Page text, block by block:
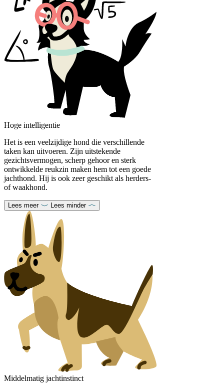
Hoge intelligentie
Het is een veelzijdige hond die verschillende
taken kan uitvoeren. Zijn uitstekende
gezichtsvermogen, scherp gehoor en sterk
ontwikkelde reukzin maken hem tot een goede
jachthond. Hij is ook zeer geschikt als herders-
of waakhond.
Lees meer Lees minder
Middelmatig jachtinstinct